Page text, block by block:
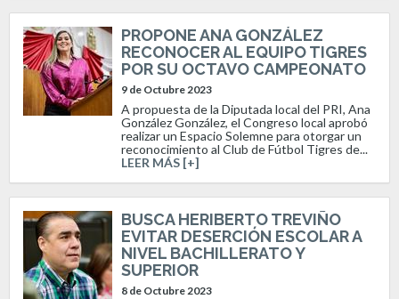
PROPONE ANA GONZÁLEZ
RECONOCER AL EQUIPO TIGRES
POR SU OCTAVO CAMPEONATO
9 de Octubre 2023
A propuesta de la Diputada local del PRI, Ana
González González, el Congreso local aprobó
realizar un Espacio Solemne para otorgar un
reconocimiento al Club de Fútbol Tigres de...
LEER MÁS [+]
BUSCA HERIBERTO TREVIÑO
EVITAR DESERCIÓN ESCOLAR A
NIVEL BACHILLERATO Y
SUPERIOR
8 de Octubre 2023